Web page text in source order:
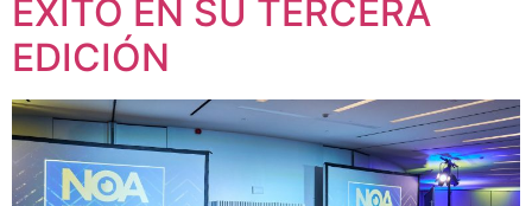
ÉXITO EN SU TERCERA
EDICIÓN